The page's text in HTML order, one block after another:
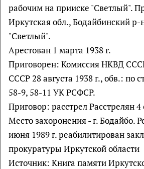
рабочим на прииске "Светлый".
Иркутская обл., Бодайбинский р-
"Светлый".
Арестован 1 марта 1938 г.
Приговорен: Комиссия НКВД
СССР 28 августа 1938 г., обв.: по
58-9, 58-11 УК РСФСР.
Приговор: расстрел Расстрелян 4
Место захоронения - г. Бодайбо.
июня 1989 г. реабилитирован
прокуратуры Иркутской области
Источник: Книга памяти